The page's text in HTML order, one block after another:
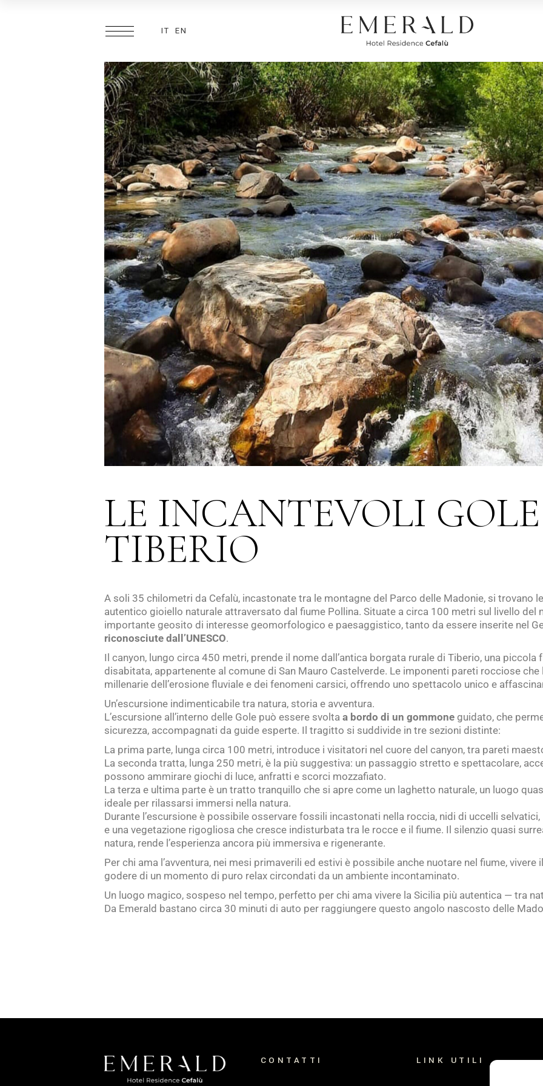
IT EN
LE INCANTEVOLI
TIBERIO
A soli 35 chilometri da Cefalù, incastonate tra le montagne del Parco delle Madonie, si trovano
autentico gioiello naturale attraversato dal fiume Pollina. Situate a circa 100 metri sul livello del
importante geosito di interesse geomorfologico e paesaggistico, tanto da essere inserite nel
riconosciute dall’UNESCO.
Il canyon, lungo circa 450 metri, prende il nome dall’antica borgata rurale di Tiberio, una
disabitata, appartenente al comune di San Mauro Castelverde. Le imponenti pareti rocciose
millenarie dell’erosione fluviale e dei fenomeni carsici, offrendo uno spettacolo unico e
Un’escursione indimenticabile tra natura, storia e avventura.
L’escursione all’interno delle Gole può essere svolta a bordo di un gommone guidato, che
sicurezza, accompagnati da guide esperte. Il tragitto si suddivide in tre sezioni distinte:
La prima parte, lunga circa 100 metri, introduce i visitatori nel cuore del canyon, tra pareti
La seconda tratta, lunga 250 metri, è la più suggestiva: un passaggio stretto e spettacolare,
possono ammirare giochi di luce, anfratti e scorci mozzafiato.
La terza e ultima parte è un tratto tranquillo che si apre come un laghetto naturale, un luogo
ideale per rilassarsi immersi nella natura.
Durante l’escursione è possibile osservare fossili incastonati nella roccia, nidi di uccelli
e una vegetazione rigogliosa che cresce indisturbata tra le rocce e il fiume. Il silenzio quasi
natura, rende l’esperienza ancora più immersiva e rigenerante.
Per chi ama l’avventura, nei mesi primaverili ed estivi è possibile anche nuotare nel fiume,
godere di un momento di puro relax circondati da un ambiente incontaminato.
Un luogo magico, sospeso nel tempo, perfetto per chi ama vivere la Sicilia più autentica — tra
Da Emerald bastano circa 30 minuti di auto per raggiungere questo angolo nascosto delle
CONTATTI LINK UTILI